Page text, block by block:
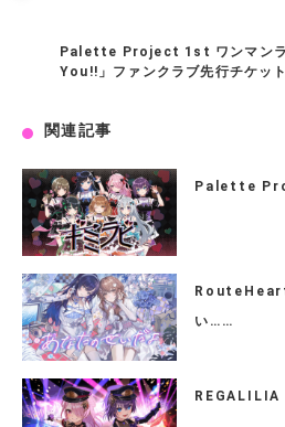
Palette Project 1st ワンマン
You!!」ファンクラブ先行チケッ
関連記事
Palette
い……